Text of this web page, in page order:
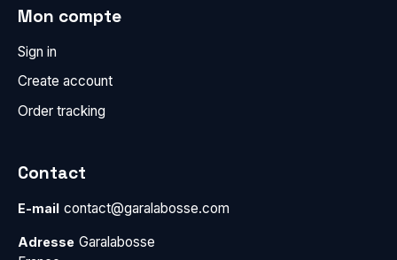
Mon compte
Sign in
Create account
Order tracking
Contact
E-mail contact@garalabosse.com
Adresse Garalabosse